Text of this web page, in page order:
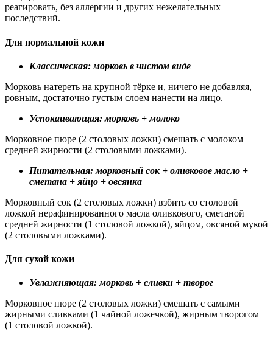
реагировать, без аллергии и других нежелательных
последствий.
Для нормальной кожи
Классическая: морковь в чистом виде
Морковь натереть на крупной тёрке и, ничего не добавляя,
ровным, достаточно густым слоем нанести на лицо.
Успокаивающая: морковь + молоко
Морковное пюре (2 столовых ложки) смешать с молоком
средней жирности (2 столовыми ложками).
Питательная: морковный сок + оливковое масло +
сметана + яйцо + овсянка
Морковный сок (2 столовых ложки) взбить со столовой
ложкой нерафинированного масла оливкового, сметаной
средней жирности (1 столовой ложкой), яйцом, овсяной мукой
(2 столовыми ложками).
Для сухой кожи
Увлажняющая: морковь + сливки + творог
Морковное пюре (2 столовых ложки) смешать с самыми
жирными сливками (1 чайной ложечкой), жирным творогом
(1 столовой ложкой).